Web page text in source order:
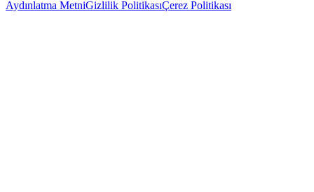
Aydınlatma MetniGizlilik PolitikasıÇerez Politikası